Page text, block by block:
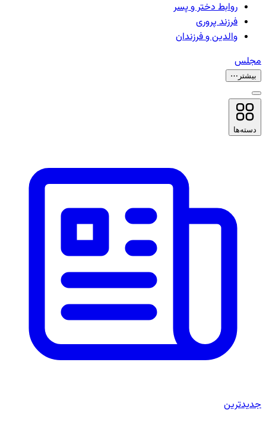
روابط دختر و پسر
فرزند پروری
والدین و فرزندان
مجلس
بیشتر ⋯
دسته‌ها
جدیدترین